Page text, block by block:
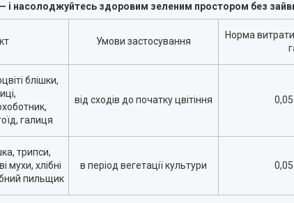
і насолоджуйтесь здоровим зеленим простором без
Умови застосування
Норма
блішки,
галиця
від сходів до початку цвітіння 0,05
трипси,
мухи, хлібні
пильщик
в період вегетації культури 0,05